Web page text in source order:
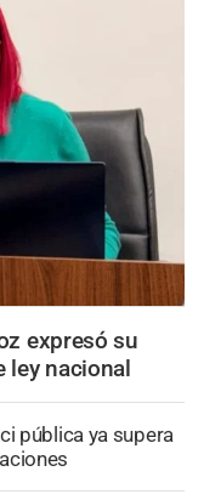
expresó su
ley nacional
pública ya supera